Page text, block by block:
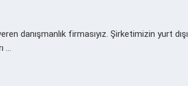
danışmanlık firmasıyız. Şirketimizin yurt dışı
…